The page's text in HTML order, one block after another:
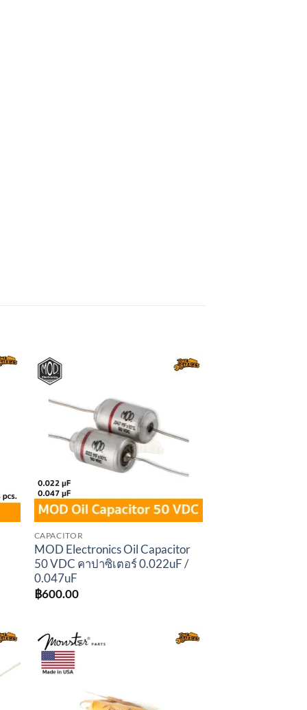
CAPACITOR
MOD Electronics Oil Capacitor
50 VDC คาปาซิเตอร์ 0.022uF /
0.047uF
฿600.00
to